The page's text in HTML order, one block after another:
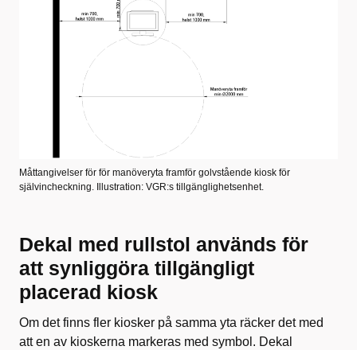
Måttangivelser för för manöveryta framför golvstående kiosk för
självincheckning. Illustration: VGR:s tillgänglighetsenhet.
Dekal med rullstol används för
att synliggöra tillgängligt
placerad kiosk
Om det finns fler kiosker på samma yta räcker det med
att en av kioskerna markeras med symbol. Dekal